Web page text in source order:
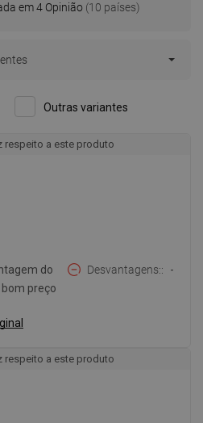
em 4 Opinião (10 países)
Outras variantes
respeito a este produto
do
preço
Desvantagens: -
respeito a este produto